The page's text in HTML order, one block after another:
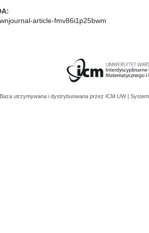
article-fmv86i1p25bwm
Baza utrzymywana i dystrybuowana przez ICM UW |